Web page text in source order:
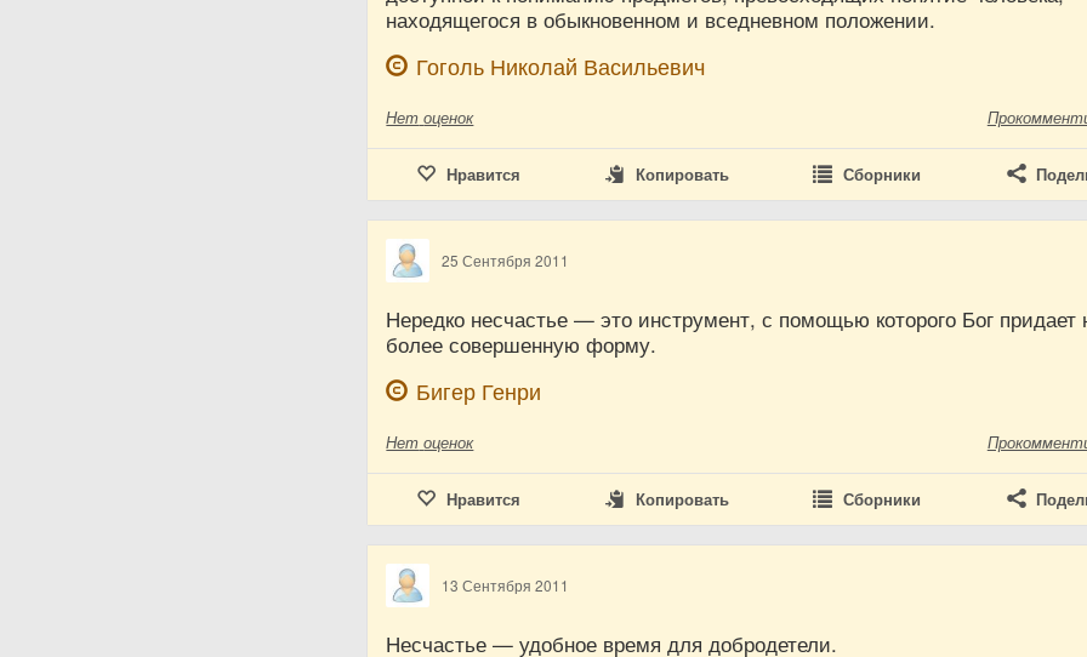
находящегося в обыкновенном и вседневном положении.
Гоголь Николай Васильевич
Нет оценок
Нравится Копировать Сборники
25 Сентября 2011
Нередко несчастье — это инструмент, с помощью которого Бог придает
более совершенную форму.
Бигер Генри
Нет оценок
Нравится Копировать Сборники
13 Сентября 2011
Несчастье — удобное время для добродетели.